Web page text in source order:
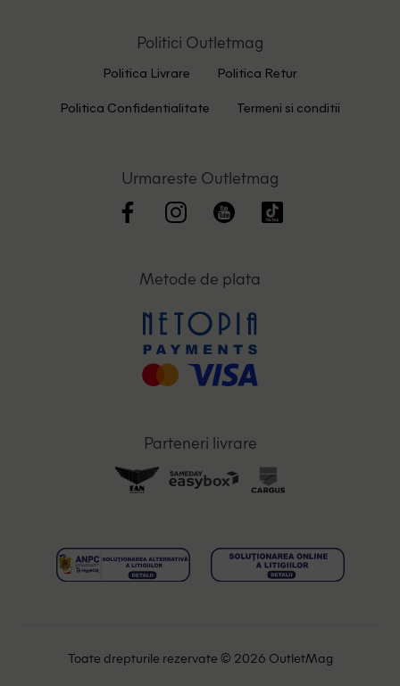
Politici Outletmag
Politica Livrare Politica Retur
Politica Confidentialitate Termeni si conditii
Urmareste Outletmag
Metode de plata
Parteneri livrare
Toate drepturile rezervate © 2026 OutletMag